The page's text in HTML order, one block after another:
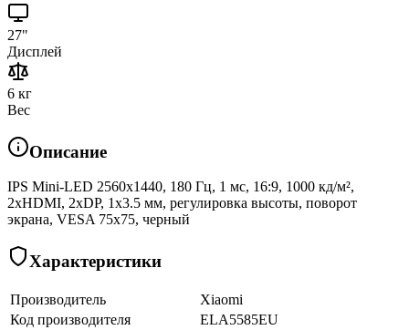
27"
Дисплей
6 кг
Вес
Описание
IPS Mini-LED 2560x1440, 180 Гц, 1 мс, 16:9, 1000 кд/м²,
2xHDMI, 2xDP, 1x3.5 мм, регулировка высоты, поворот
экрана, VESA 75x75, черный
Характеристики
Производитель
Xiaomi
Код производителя
ELA5585EU